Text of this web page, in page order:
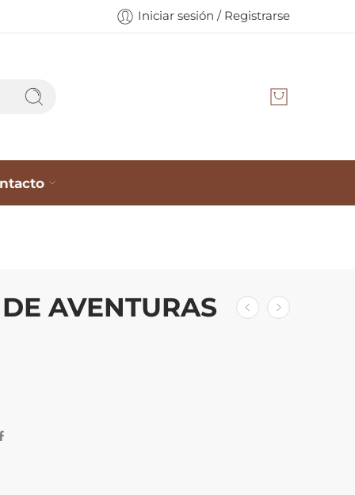
Iniciar sesión / Registrarse
AVENTURAS